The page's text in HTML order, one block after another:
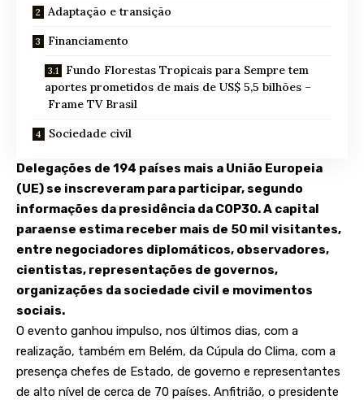
Adaptação e transição
Financiamento
Fundo Florestas Tropicais para Sempre tem
aportes prometidos de mais de US$ 5,5 bilhões –
Frame TV Brasil
Sociedade civil
Delegações de 194 países mais a União Europeia
(UE) se inscreveram para participar, segundo
informações da presidência da COP30. A capital
paraense estima receber mais de 50 mil visitantes,
entre negociadores diplomáticos, observadores,
cientistas, representações de governos,
organizações da sociedade civil e movimentos
sociais.
O evento ganhou impulso, nos últimos dias, com a
realização, também em Belém, da Cúpula do Clima, com a
presença chefes de Estado, de governo e representantes
de alto nível de cerca de 70 países. Anfitrião, o presidente